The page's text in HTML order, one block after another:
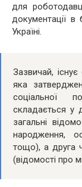
для
документації в
Україні.
Зазвичай,
яка
соціальної
складається у
загальні
народження,
тощо), а друга
(відомості про